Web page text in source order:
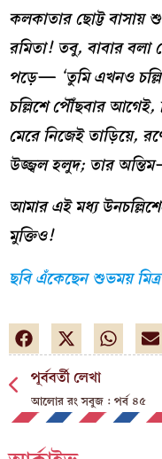
কলকাতার ছোট্ট বাসায়
রমিতা!তবু, বাবার বলা
পড়ে— ‘তুমি এখনও
চল্লিশে পৌঁছবার আগেই,
মেরে নিজেই তাড়িয়ে,
উজ্জ্বল হলুদ; তার অন্তিম
আমার এই মধ্য
মুক্তিও!
ছবি এঁকেছেন শুভময় মিত্র
পূর্ববর্তী লেখা
আলোর রং সবুজ : পর্ব ৪৫